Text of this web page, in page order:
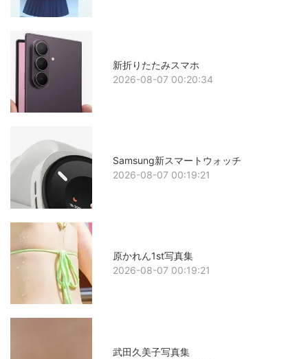
新折りたたみスマホ
2026-08-07 00:20:34
Samsung新スマートウォッチ
2026-08-07 00:19:21
原かれん1st写真集
2026-08-07 00:19:21
武田久美子写真集